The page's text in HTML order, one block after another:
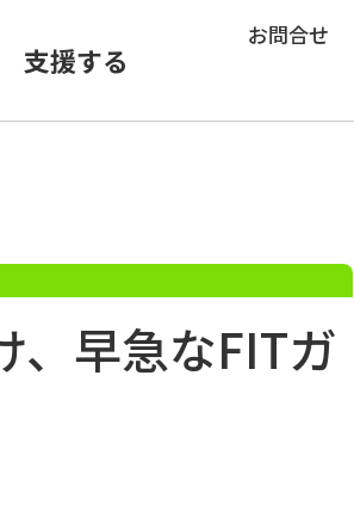
支援する
お問合せ
、早急なFITガ